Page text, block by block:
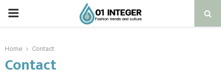
Home Contact
Contact